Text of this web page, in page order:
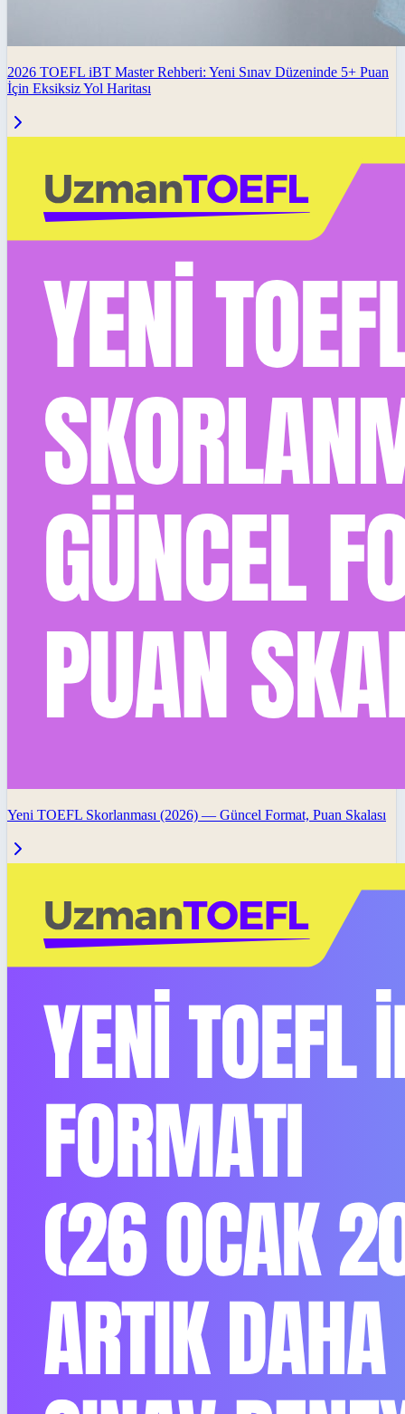
2026 TOEFL iBT Master Rehberi: Yeni Sınav Düzeninde 5+ Puan
İçin Eksiksiz Yol Haritası
Yeni TOEFL Skorlanması (2026) — Güncel Format, Puan Skalası